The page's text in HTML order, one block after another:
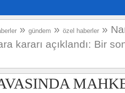
» gündem » özel haberler »
kararı açıklandı: Bir